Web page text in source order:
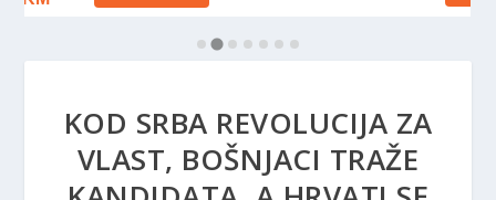
KOD SRBA REVOLUCIJA ZA
VLAST, BOŠNJACI TRAŽE